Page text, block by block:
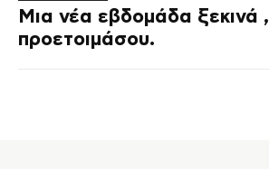
Μια νέα εβδομάδα ξεκινά ,
προετοιμάσου.